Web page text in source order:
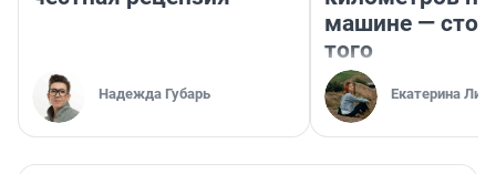
Надежда Губарь
машине —
того
Екатерина